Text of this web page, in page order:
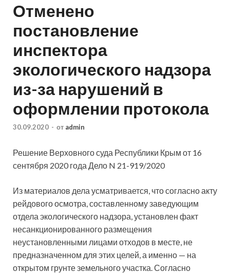
Отменено
постановление
инспектора
экологического надзора
из-за нарушений в
оформлении протокола
30.09.2020 - от admin
Решение Верховного суда Республики Крым от 16
сентября 2020 года Дело N 21-919/2020
Из материалов дела усматривается, что согласно акту
рейдового осмотра, составленному заведующим
отдела экологического надзора, установлен факт
несанкционированного размещения
неустановленными лицами отходов в месте, не
предназначенном для этих целей, а именно — на
открытом грунте земельного участка. Согласно